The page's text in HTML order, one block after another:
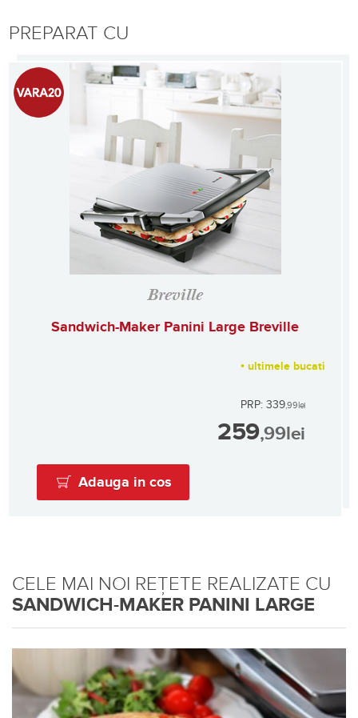
PREPARAT CU
Breville
Sandwich-Maker Panini Large Breville
• ultimele bucati
PRP: 339,99lei
259,99lei
Adauga in cos
CELE MAI NOI REȚETE REALIZATE CU
SANDWICH-MAKER PANINI LARGE